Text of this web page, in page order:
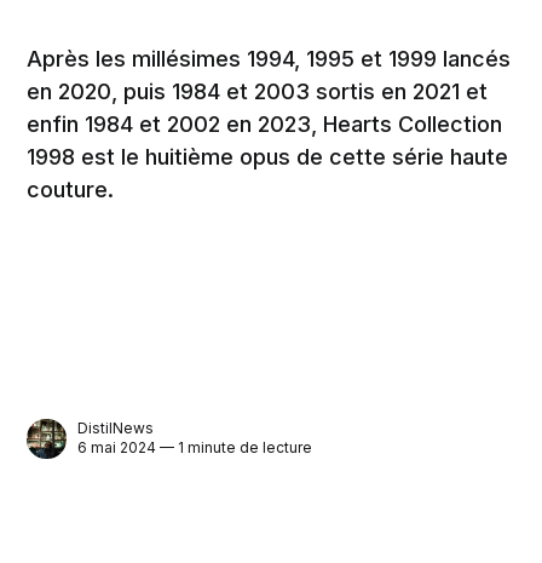
Après les millésimes 1994, 1995 et 1999 lancés
en 2020, puis 1984 et 2003 sortis en 2021 et
enfin 1984 et 2002 en 2023, Hearts Collection
1998 est le huitième opus de cette série haute
couture.
DistilNews
6 mai 2024 — 1 minute de lecture